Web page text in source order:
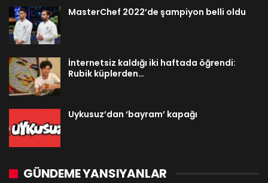
MasterChef 2022’de şampiyon belli oldu
İnternetsiz kaldığı iki haftada öğrendi:
Rubik küplerden…
Uykusuz’dan ‘bayram’ kapağı
GÜNDEME YANSIYANLAR